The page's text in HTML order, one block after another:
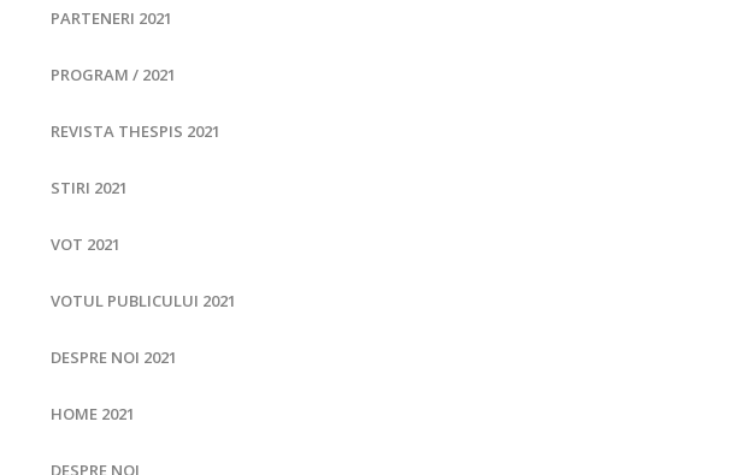
PARTENERI 2021
PROGRAM / 2021
REVISTA THESPIS 2021
STIRI 2021
VOT 2021
VOTUL PUBLICULUI 2021
DESPRE NOI 2021
HOME 2021